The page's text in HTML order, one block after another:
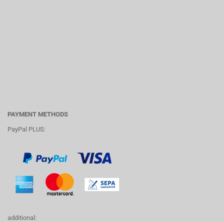
PAYMENT METHODS
PayPal PLUS:
additional: